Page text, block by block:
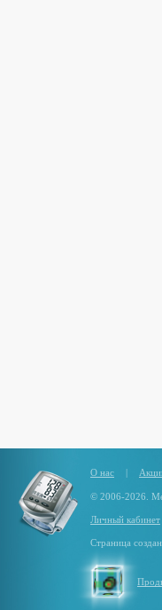
О нас |
© 2006-2026.
Личный кабинет
Страница